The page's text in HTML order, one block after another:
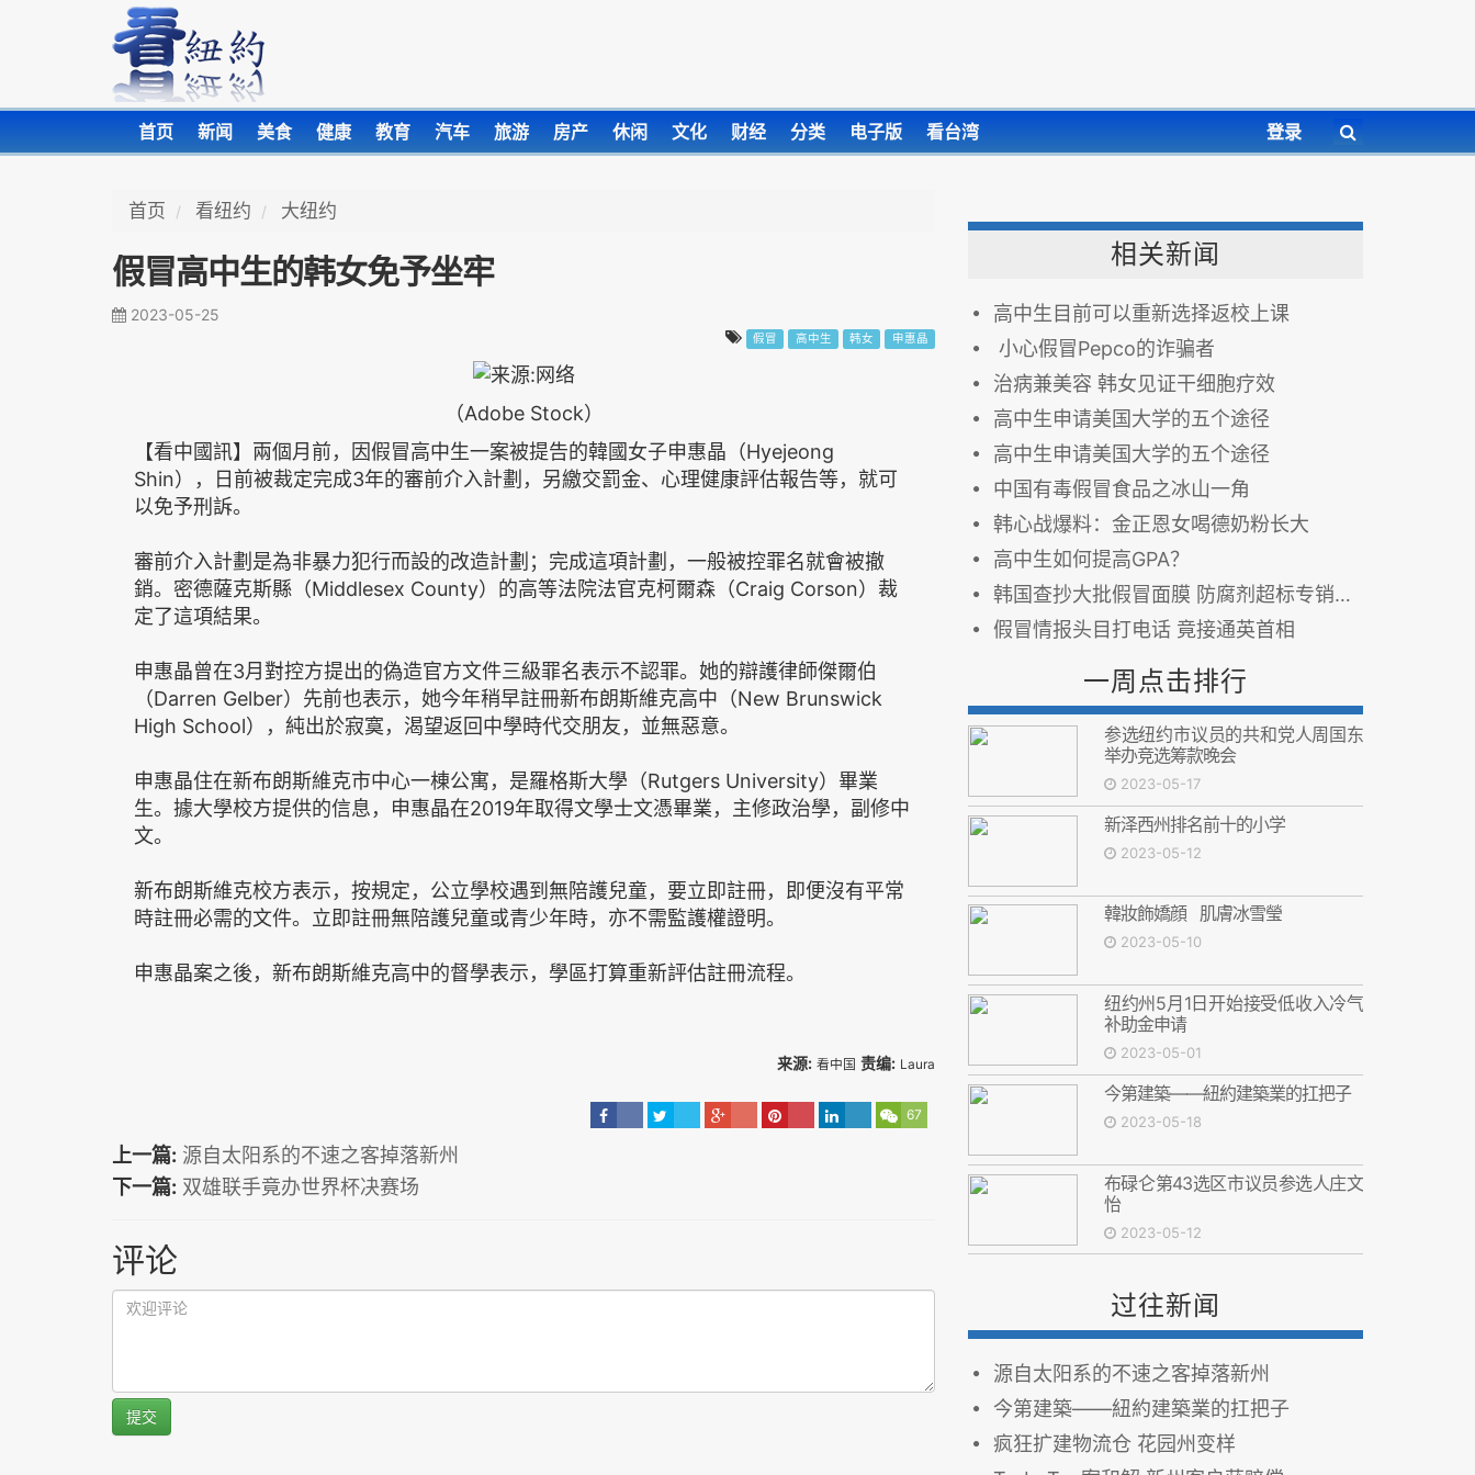
首页 新闻 美食 健康 教育 汽车 旅游 房产 休闲 文化 财经 分类 电子版 看台湾 登录
首页 看纽约 大纽约
假冒高中生的韩女免予坐牢
2023-05-25
假冒 高中生 韩女 申惠晶
（Adobe Stock）
【看中國訊】兩個月前，因假冒高中生一案被提告的韓國女子申惠晶（Hyejeong
Shin），日前被裁定完成3年的審前介入計劃，另繳交罰金、心理健康評估報告等，就可
以免予刑訴。
審前介入計劃是為非暴力犯行而設的改造計劃；完成這項計劃，一般被控罪名就會被撤
銷。密德薩克斯縣（Middlesex County）的高等法院法官克柯爾森（Craig Corson）裁
定了這項結果。
申惠晶曾在3月對控方提出的偽造官方文件三級罪名表示不認罪。她的辯護律師傑爾伯
（Darren Gelber）先前也表示，她今年稍早註冊新布朗斯維克高中（New Brunswick
High School），純出於寂寞，渴望返回中學時代交朋友，並無惡意。
申惠晶住在新布朗斯維克市中心一棟公寓，是羅格斯大學（Rutgers University）畢業
生。據大學校方提供的信息，申惠晶在2019年取得文學士文憑畢業，主修政治學，副修中
文。
新布朗斯維克校方表示，按規定，公立學校遇到無陪護兒童，要立即註冊，即便沒有平常
時註冊必需的文件。立即註冊無陪護兒童或青少年時，亦不需監護權證明。
申惠晶案之後，新布朗斯維克高中的督學表示，學區打算重新評估註冊流程。
来源: 看中国 责编: Laura
67
上一篇: 源自太阳系的不速之客掉落新州
下一篇: 双雄联手竟办世界杯决赛场
评论
提交
相关新闻
高中生目前可以重新选择返校上课
小心假冒Pepco的诈骗者
治病兼美容 韩女见证干细胞疗效
高中生申请美国大学的五个途径
高中生申请美国大学的五个途径
中国有毒假冒食品之冰山一角
韩心战爆料：金正恩女喝德奶粉长大
高中生如何提高GPA？
韩国查抄大批假冒面膜 防腐剂超标专销中国
假冒情报头目打电话 竟接通英首相
一周点击排行
参选纽约市议员的共和党人周国东
举办竞选筹款晚会
2023-05-17
新泽西州排名前十的小学
2023-05-12
韓妝飾嬌顔 肌膚冰雪瑩
2023-05-10
纽约州5月1日开始接受低收入冷气
补助金申请
2023-05-01
今第建築——紐約建築業的扛把子
2023-05-18
布碌仑第43选区市议员参选人庄文
怡
2023-05-12
过往新闻
源自太阳系的不速之客掉落新州
今第建築——紐約建築業的扛把子
疯狂扩建物流仓 花园州变样